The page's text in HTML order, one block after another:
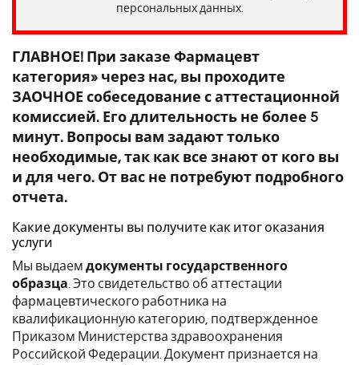
персональных данных.
ГЛАВНОЕ! При заказе Фармацевт
категория» через нас, вы проходите
ЗАОЧНОЕ собеседование с аттестационной
комиссией. Его длительность не более 5
минут. Вопросы вам задают только
необходимые, так как все знают от кого вы
и для чего. От вас не потребуют подробного
отчета.
Какие документы вы получите как итог оказания
услуги
Мы выдаем документы государственного
образца . Это свидетельство об аттестации
фармацевтического работника на
квалификационную категорию, подтвержденное
Приказом Министерства здравоохранения
Российской Федерации. Документ признается на